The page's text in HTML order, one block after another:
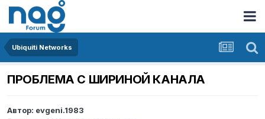
Ubiquiti Networks
ПРОБЛЕМА С ШИРИНОЙ КАНАЛА
Автор: evgeni.1983